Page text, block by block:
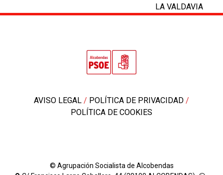
LA VALDAVIA
AVISO LEGAL / POLÍTICA DE PRIVACIDAD /
POLÍTICA DE COOKIES
© Agrupación Socialista de Alcobendas